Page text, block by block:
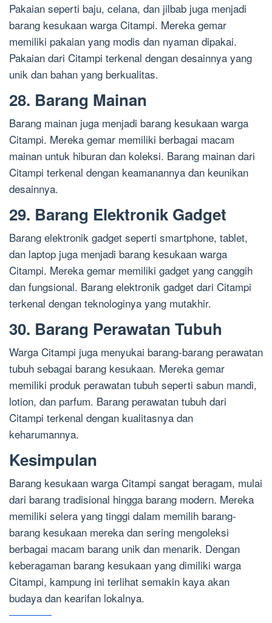
Pakaian seperti baju, celana, dan jilbab juga menjadi
barang kesukaan warga Citampi. Mereka gemar
memiliki pakaian yang modis dan nyaman dipakai.
Pakaian dari Citampi terkenal dengan desainnya yang
unik dan bahan yang berkualitas.
28. Barang Mainan
Barang mainan juga menjadi barang kesukaan warga
Citampi. Mereka gemar memiliki berbagai macam
mainan untuk hiburan dan koleksi. Barang mainan dari
Citampi terkenal dengan keamanannya dan keunikan
desainnya.
29. Barang Elektronik Gadget
Barang elektronik gadget seperti smartphone, tablet,
dan laptop juga menjadi barang kesukaan warga
Citampi. Mereka gemar memiliki gadget yang canggih
dan fungsional. Barang elektronik gadget dari Citampi
terkenal dengan teknologinya yang mutakhir.
30. Barang Perawatan Tubuh
Warga Citampi juga menyukai barang-barang perawatan
tubuh sebagai barang kesukaan. Mereka gemar
memiliki produk perawatan tubuh seperti sabun mandi,
lotion, dan parfum. Barang perawatan tubuh dari
Citampi terkenal dengan kualitasnya dan
keharumannya.
Kesimpulan
Barang kesukaan warga Citampi sangat beragam, mulai
dari barang tradisional hingga barang modern. Mereka
memiliki selera yang tinggi dalam memilih barang-
barang kesukaan mereka dan sering mengoleksi
berbagai macam barang unik dan menarik. Dengan
keberagaman barang kesukaan yang dimiliki warga
Citampi, kampung ini terlihat semakin kaya akan
budaya dan kearifan lokalnya.